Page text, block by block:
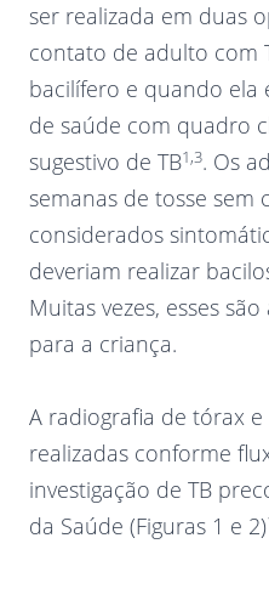
ser realizada em duas
contato de adulto com
bacilífero e quando ela
de saúde com quadro
sugestivo de TB1,3. Os
semanas de tosse sem
considerados
deveriam realizar
Muitas vezes, esses
para a criança.
A radiografia de tórax e
realizadas conforme
investigação de TB
da Saúde (Figuras 1 e 2)